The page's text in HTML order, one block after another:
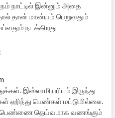
நாட்டில் இன்னும் அதை
தான் மான்யம் பெறுவதும்
நடக்கிறது
இஸ்லாமியரிடம் இருந்து
ஹிந்து பெண்கள் மட்டுமில்லை.
தெய்வமாக வணங்கும்